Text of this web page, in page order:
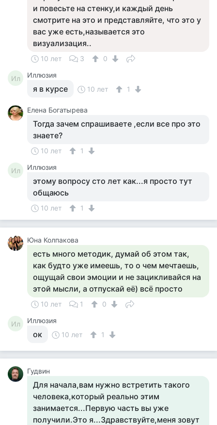
и повесьте на стенку,и каждый день
смотрите на это и представляйте, что это у
вас уже есть,называется это
визуализация..
10 лет 3 0
Ил Иллюзия
я в курсе 10 лет 1
Елена Богатырева
Тогда зачем спрашиваете ,если все про это
знаете?
10 лет 1
Ил Иллюзия
этому вопросу сто лет как...я просто тут
общаюсь
10 лет 1
Юна Колпакова
есть много методик, думай об этом так,
как будто уже имеешь, то о чем мечтаешь,
ощущай свои эмоции и не зацикливайся на
этой мысли, а отпускай её) всё просто
10 лет 1 0
Ил Иллюзия
ок 10 лет 1
Гудвин
Для начала,вам нужно встретить такого
человека,который реально этим
занимается...Первую часть вы уже
получили.Это я...Здравствуйте,меня зовут